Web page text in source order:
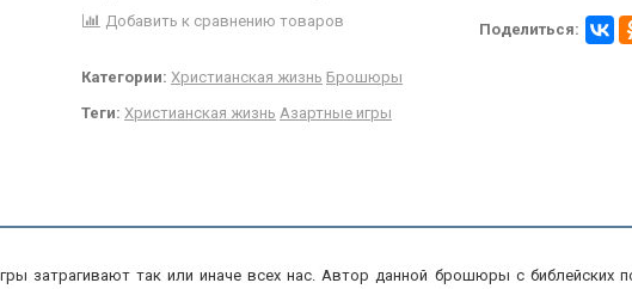
Добавить к сравнению товаров
Поделиться:
Категории: Христианская жизнь Брошюры
Теги: Христианская жизнь Азартные игры
затрагивают так или иначе всех нас. Автор данной брошюры с библейских